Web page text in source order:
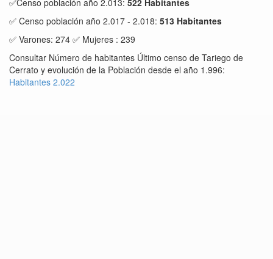
✅Censo población año 2.013: 522 Habitantes
✅ Censo población año 2.017 - 2.018: 513 Habitantes
✅ Varones: 274 ✅ Mujeres : 239
Consultar Número de habitantes Último censo de Tariego de
Cerrato y evolución de la Población desde el año 1.996:
Habitantes 2.022